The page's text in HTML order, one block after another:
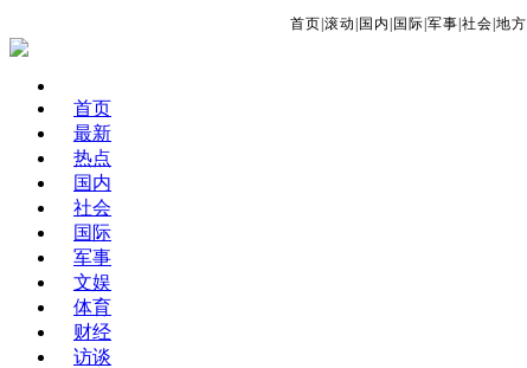
首页 滚动 国内 国际 军事 社会 地方
首页
最新
热点
国内
社会
国际
军事
文娱
体育
财经
访谈